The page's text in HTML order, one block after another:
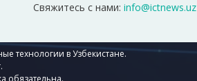
Свяжитесь с нами: info@ictnews.uz
технологии в Узбекистане.
обязательна.